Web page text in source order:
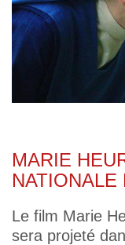
MARIE
NATIONALE
Le film Marie
sera projeté